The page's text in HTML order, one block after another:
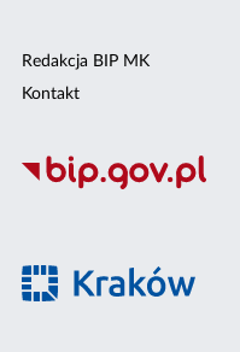
Redakcja BIP MK
Kontakt